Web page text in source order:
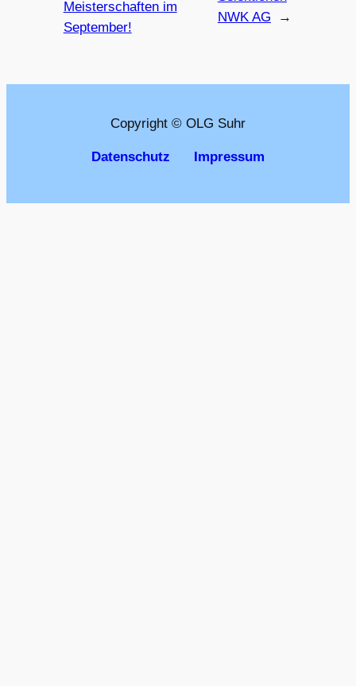
Meisterschaften im
September!
NWK AG
→
Copyright © OLG Suhr
Datenschutz Impressum